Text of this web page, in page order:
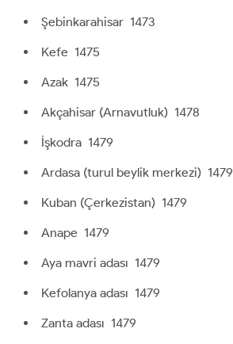
Şebinkarahisar 1473
Kefe 1475
Azak 1475
Akçahisar (Arnavutluk) 1478
İşkodra 1479
Ardasa (turul beylik merkezi) 1479
Kuban (Çerkezistan) 1479
Anape 1479
Aya mavri adası 1479
Kefolanya adası 1479
Zanta adası 1479